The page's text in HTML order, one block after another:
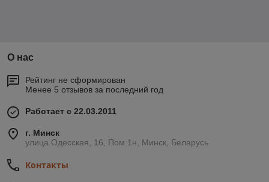
О нас
Рейтинг не сформирован
Менее 5 отзывов за последний год
Работает с 22.03.2011
г. Минск
улица Одесская, 16, Пом.1н, Минск, Беларусь
Контакты